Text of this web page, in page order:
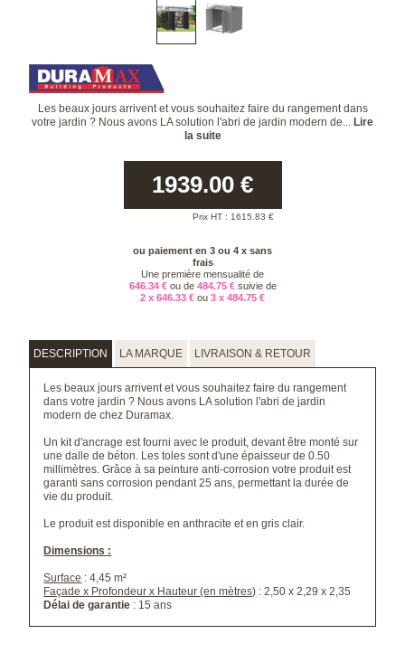
Les beaux jours arrivent et vous souhaitez faire du rangement dans
votre jardin ? Nous avons LA solution l'abri de jardin modern de... Lire
la suite
1939.00 €
Prix HT : 1615.83 €
ou paiement en 3 ou 4 x sans
frais
Une première mensualité de
646.34 € ou de 484.75 € suivie de
2 x 646.33 € ou 3 x 484.75 €
DESCRIPTION LA MARQUE LIVRAISON & RETOUR
Les beaux jours arrivent et vous souhaitez faire du rangement
dans votre jardin ? Nous avons LA solution l'abri de jardin
modern de chez Duramax.
Un kit d'ancrage est fourni avec le produit, devant être monté sur
une dalle de béton. Les toles sont d'une épaisseur de 0.50
millimètres. Grâce à sa peinture anti-corrosion votre produit est
garanti sans corrosion pendant 25 ans, permettant la durée de
vie du produit.
Le produit est disponible en anthracite et en gris clair.
Dimensions :
Surface : 4,45 m²
Façade x Profondeur x Hauteur (en mètres) : 2,50 x 2,29 x 2,35
Délai de garantie : 15 ans